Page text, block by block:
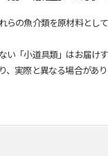
の魚介類を原材料とし
「小道具類」はお届け
実際と異なる場合があり